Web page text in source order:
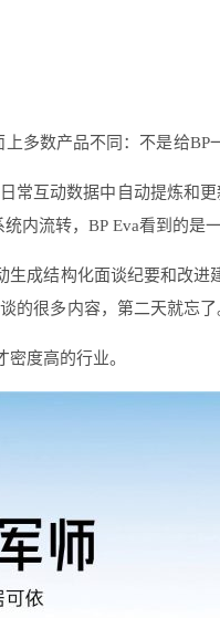
多数产品不同：不是给BP
常互动数据中自动提炼和更
流转，BP Eva看到的是
成结构化面谈纪要和改
很多内容，第二天就忘了
度高的行业。